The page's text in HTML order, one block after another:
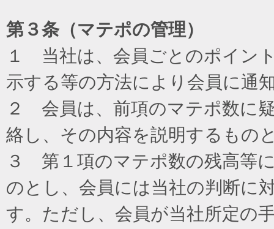
第３条（マテポの管理）
１ 当社は、会員ごとのポイン
示する等の方法により会員に通
２ 会員は、前項のマテポ数に
絡し、その内容を説明するもの
３ 第１項のマテポ数の残高等
のとし、会員には当社の判断に
す。ただし、会員が当社所定の